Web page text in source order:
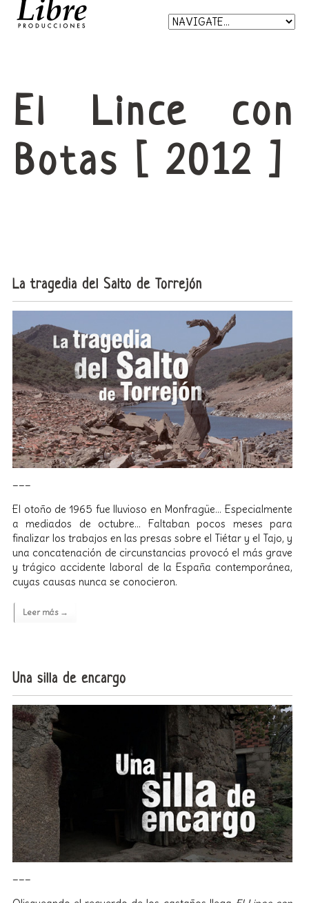
El Lince con
Botas [ 2012 ]
La tragedia del Salto de Torrejón
El otoño de 1965 fue lluvioso en Monfragüe… Especialmente
a mediados de octubre… Faltaban pocos meses para
finalizar los trabajos en las presas sobre el Tiétar y el Tajo, y
una concatenación de circunstancias provocó el más grave
y trágico accidente laboral de la España contemporánea,
cuyas causas nunca se conocieron.
Leer más →
Una silla de encargo